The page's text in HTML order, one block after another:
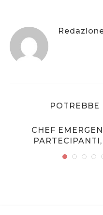
POTREBBE
CHEF